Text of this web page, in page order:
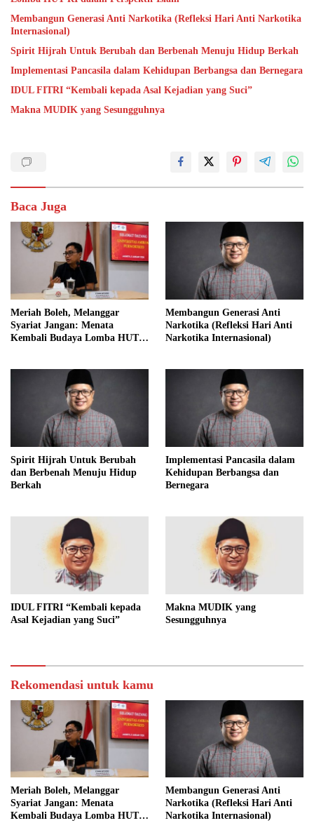
Membangun Generasi Anti Narkotika (Refleksi Hari Anti Narkotika
Internasional)
Spirit Hijrah Untuk Berubah dan Berbenah Menuju Hidup Berkah
Implementasi Pancasila dalam Kehidupan Berbangsa dan Bernegara
IDUL FITRI “Kembali kepada Asal Kejadian yang Suci”
Makna MUDIK yang Sesungguhnya
Baca Juga
Meriah Boleh, Melanggar
Syariat Jangan: Menata
Kembali Budaya Lomba HUT
Membangun Generasi Anti
Narkotika (Refleksi Hari Anti
Narkotika Internasional)
Spirit Hijrah Untuk Berubah
dan Berbenah Menuju Hidup
Berkah
Implementasi Pancasila dalam
Kehidupan Berbangsa dan
Bernegara
IDUL FITRI “Kembali kepada
Asal Kejadian yang Suci”
Makna MUDIK yang
Sesungguhnya
Rekomendasi untuk kamu
Meriah Boleh, Melanggar
Syariat Jangan: Menata
Kembali Budaya Lomba HUT
Membangun Generasi Anti
Narkotika (Refleksi Hari Anti
Narkotika Internasional)